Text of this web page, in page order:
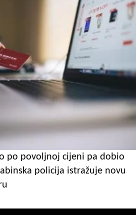
po povoljnoj cijeni pa dobio
policija istražuje novu